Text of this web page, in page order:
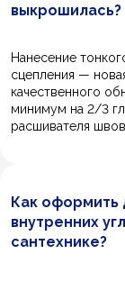
выкрошилась?
Нанесение
сцепления —
качественного
минимум на 2/3
расшивателя швов
Как
внутренних
сантехнике?